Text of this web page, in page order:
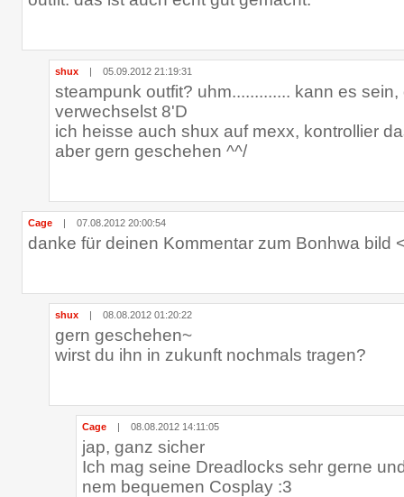
shux | 05.09.2012 21:19:31
steampunk outfit? uhm............. kann es
verwechselst 8'D
ich heisse auch shux auf mexx, kontrollier
aber gern geschehen ^^/
Cage | 07.08.2012 20:00:54
danke für deinen Kommentar zum Bonhwa bild
shux | 08.08.2012 01:20:22
gern geschehen~
wirst du ihn in zukunft nochmals tragen?
Cage | 08.08.2012 14:11:05
jap, ganz sicher
Ich mag seine Dreadlocks sehr gerne
nem bequemen Cosplay :3